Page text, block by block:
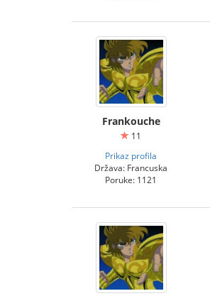
Frankouche
11
Prikaz profila
Država: Francuska
Poruke: 1121